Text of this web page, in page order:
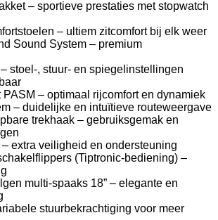
– sportieve prestaties met stopwatch
– ultiem zitcomfort bij elk weer
Sound System – premium
stoel-, stuur- en spiegelinstellingen
PASM – optimaal rijcomfort en dynamiek
– duidelijke en intuïtieve routeweergave
trekhaak – gebruiksgemak en
extra veiligheid en ondersteuning
(Tiptronic-bediening) –
multi-spaaks 18” – elegante en
stuurbekrachtiging voor meer